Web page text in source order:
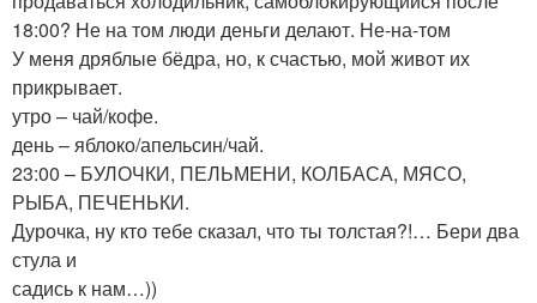
18:00? Не на том люди деньги делают. Не-на-том
У меня дряблые бёдра, но, к счастью, мой живот их
прикрывает.
утро – чай/кофе.
день – яблоко/апельсин/чай.
23:00 – БУЛОЧКИ, ПЕЛЬМЕНИ, КОЛБАСА, МЯСО,
РЫБА, ПЕЧЕНЬКИ.
Дурочка, ну кто тебе сказал, что ты толстая?!… Бери два
стула и
садись к нам…))